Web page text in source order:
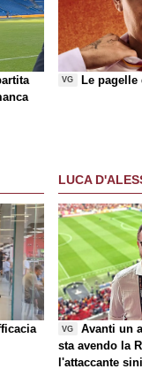
VG Le
LUCA
VG
Avanti un
sta avendo la
l'attaccante